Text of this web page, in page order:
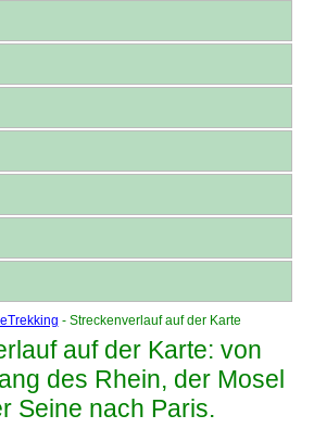
- Streckenverlauf auf der Karte
auf der Karte: von
des Rhein, der Mosel
Seine nach Paris.